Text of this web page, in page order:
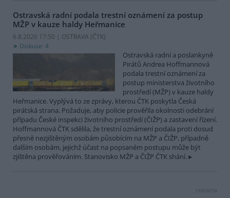
Ostravská radní podala trestní oznámení za postup
MŽP v kauze haldy Heřmanice
6.8.2026 17:50 | OSTRAVA (ČTK)
Diskuse: 4
Ostravská radní a poslankyně
Pirátů Andrea Hoffmannová
podala trestní oznámení za
postup ministerstva životního
prostředí (MŽP) v kauze haldy
Heřmanice. Vyplývá to ze zprávy, kterou ČTK poskytla Česká
pirátská strana. Požaduje, aby policie prověřila okolnosti odebrání
případu České inspekci životního prostředí (ČIŽP) a zastavení řízení.
Hoffmannová ČTK sdělila, že trestní oznámení podala proti dosud
přesně nezjištěným osobám působícím na MŽP a ČIŽP, případně
dalším osobám, jejichž účast na popsaném postupu může být
zjištěna prověřováním. Stanovisko MŽP a ČIŽP ČTK shání.
reklama